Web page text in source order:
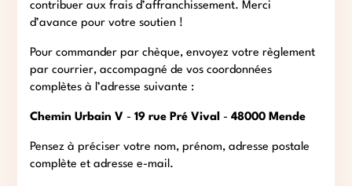
contribuer aux frais d’affranchissement. Merci
d’avance pour votre soutien !
Pour commander par chèque, envoyez votre règlement
par courrier, accompagné de vos coordonnées
complètes à l’adresse suivante :
Chemin Urbain V -19 rue Pré Vival -48000 Mende
Pensez à préciser votre nom, prénom, adresse postale
complète et adresse e-mail.